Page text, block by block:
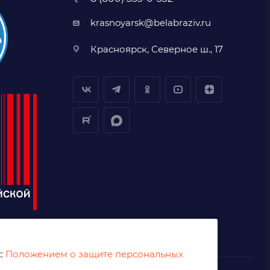
krasnoyarsk@belabraziv.ru
Красноярск, Северное ш., 17
Положением о защите персональных